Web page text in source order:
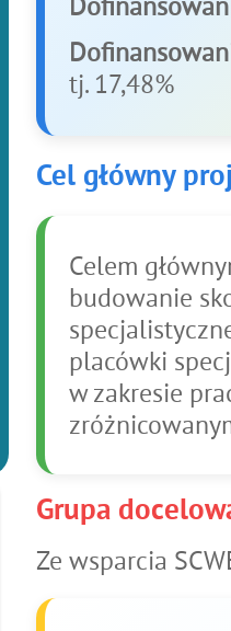
tj. 17,48%
Cel główny
Celem
budowanie
placówki
w zakresie
Grupa
Ze wsparcia